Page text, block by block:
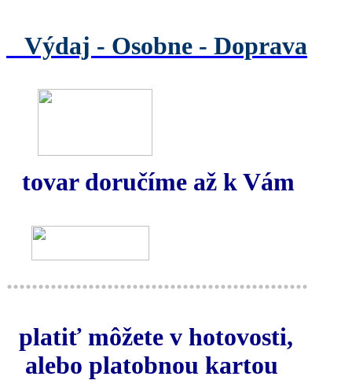
Výdaj - Osobne - Doprava
tovar doručíme až k Vám
................................................
platiť môžete v hotovosti,
alebo platobnou kartou